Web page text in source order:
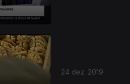
24 dez. 2019